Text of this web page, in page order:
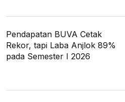
Pendapatan BUVA Cetak
Rekor, tapi Laba Anjlok 89%
pada Semester I 2026